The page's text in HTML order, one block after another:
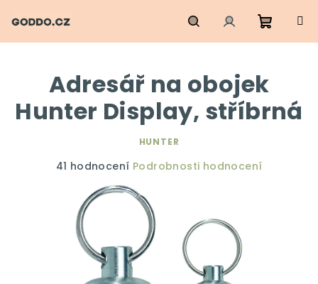
na
HledatPřihlášení
košík
Adresář na obojek
Hunter Display, stříbrná
HUNTER
Průměrné
produktu
hvězdiček.
41 hodnocení Podrobnosti hodnocení